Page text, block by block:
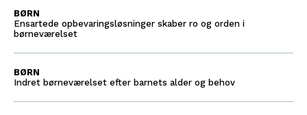
Ensartede opbevaringsløsninger skaber ro og orden i
børneværelset
BØRN
Indret børneværelset efter barnets alder og behov
BØRN